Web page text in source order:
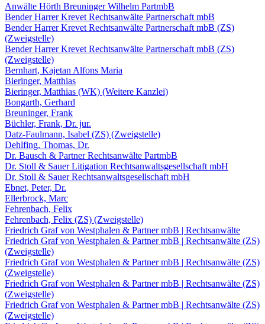
Anwälte Hörth Breuninger Wilhelm PartmbB
Bender Harrer Krevet Rechtsanwälte Partnerschaft mbB
Bender Harrer Krevet Rechtsanwälte Partnerschaft mbB (ZS)
(Zweigstelle)
Bender Harrer Krevet Rechtsanwälte Partnerschaft mbB (ZS)
(Zweigstelle)
Bernhart, Kajetan Alfons Maria
Bieringer, Matthias
Bieringer, Matthias (WK) (Weitere Kanzlei)
Bongarth, Gerhard
Breuninger, Frank
Büchler, Frank, Dr. jur.
Datz-Faulmann, Isabel (ZS) (Zweigstelle)
Dehlfing, Thomas, Dr.
Dr. Bausch & Partner Rechtsanwälte PartmbB
Dr. Stoll & Sauer Litigation Rechtsanwaltsgesellschaft mbH
Dr. Stoll & Sauer Rechtsanwaltsgesellschaft mbH
Ebnet, Peter, Dr.
Ellerbrock, Marc
Fehrenbach, Felix
Fehrenbach, Felix (ZS) (Zweigstelle)
Friedrich Graf von Westphalen & Partner mbB | Rechtsanwälte
Friedrich Graf von Westphalen & Partner mbB | Rechtsanwälte (ZS)
(Zweigstelle)
Friedrich Graf von Westphalen & Partner mbB | Rechtsanwälte (ZS)
(Zweigstelle)
Friedrich Graf von Westphalen & Partner mbB | Rechtsanwälte (ZS)
(Zweigstelle)
Friedrich Graf von Westphalen & Partner mbB | Rechtsanwälte (ZS)
(Zweigstelle)